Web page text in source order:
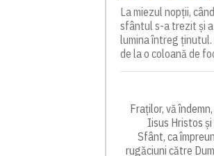
La miezul nopții,
sfântul s-a trezit și
lumina întreg
de la o coloană de
Fraților, vă
Iisus Hristos
Sfânt, ca
rugăciuni către